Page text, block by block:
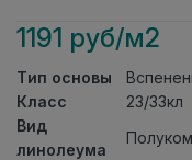
1191 руб/м2
Тип основы
Класс
23/33кл
Вид
линолеума